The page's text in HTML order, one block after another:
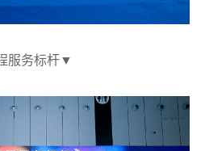
服务标杆▼